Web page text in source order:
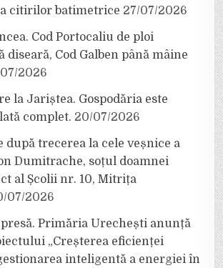
citirilor batimetrice 27/07/2026
Cod Portocaliu de ploi
diseară, Cod Galben până mâine
2026
la Jariștea. Gospodăria este
complet. 20/07/2026
după trecerea la cele veșnice a
Dumitrache, soțul doamnei
al Școlii nr. 10, Mitrița
07/2026
Primăria Urechești anunță
„Creșterea eficienței
inteligentă a energiei în